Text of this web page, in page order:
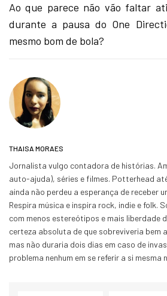
Ao que parece não vão faltar
durante a pausa do One
mesmo bom de bola?
THAISA MORAES
Jornalista vulgo contadora de histórias.
auto-ajuda), séries e filmes. Potterhead
ainda não perdeu a esperança de receber
Respira música e inspira rock, indie e folk.
com menos estereótipos e mais liberdade
certeza absoluta de que sobreviveria bem
mas não duraria dois dias em caso de
problema nenhum em se referir a si mesma